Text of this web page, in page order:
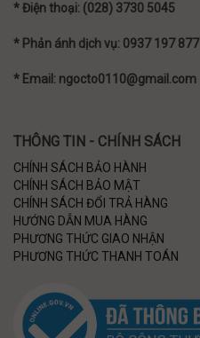
* Điện thoại: (028) 3730 5045
* Phản ánh dịch vụ: 0937 197 877
* Email: ngocto0110@gmail.com
THÔNG TIN - CHÍNH SÁCH
CHÍNH SÁCH BẢO HÀNH
CHÍNH SÁCH BẢO MẬT
CHÍNH SÁCH ĐỔI TRẢ HÀNG
HƯỚNG DẪN MUA HÀNG
PHƯƠNG THỨC GIAO NHẬN
PHƯƠNG THỨC THANH TOÁN